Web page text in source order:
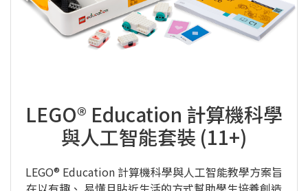
LEGO® Education 計算機科學
與人工智能套裝 (11+)
LEGO® Education 計算機科學與人工智能教學方案旨